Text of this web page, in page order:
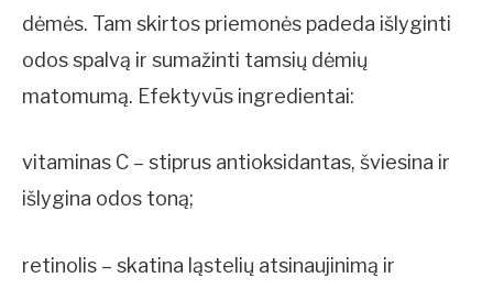
dėmės. Tam skirtos priemonės padeda išlyginti
odos spalvą ir sumažinti tamsių dėmių
matomumą. Efektyvūs ingredientai:
vitaminas C – stiprus antioksidantas, šviesina ir
išlygina odos toną;
retinolis – skatina ląstelių atsinaujinimą ir